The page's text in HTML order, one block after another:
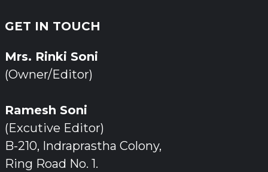
GET IN TOUCH
Mrs. Rinki Soni
(Owner/Editor)
Ramesh Soni
(Excutive Editor)
B-210, Indraprastha Colony,
Ring Road No. 1.